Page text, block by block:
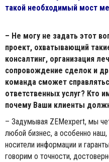
такой необходимый мост
– Не могу не задать этот
проект, охватывающий
консалтинг, организация
сопровождение сделок и
команда сможет
ответственных услуг? Кто
почему Ваши клиенты
– Задумывая ZEMexpert, мы
любой бизнес, а особенно
носители информации и
говорим о точности,